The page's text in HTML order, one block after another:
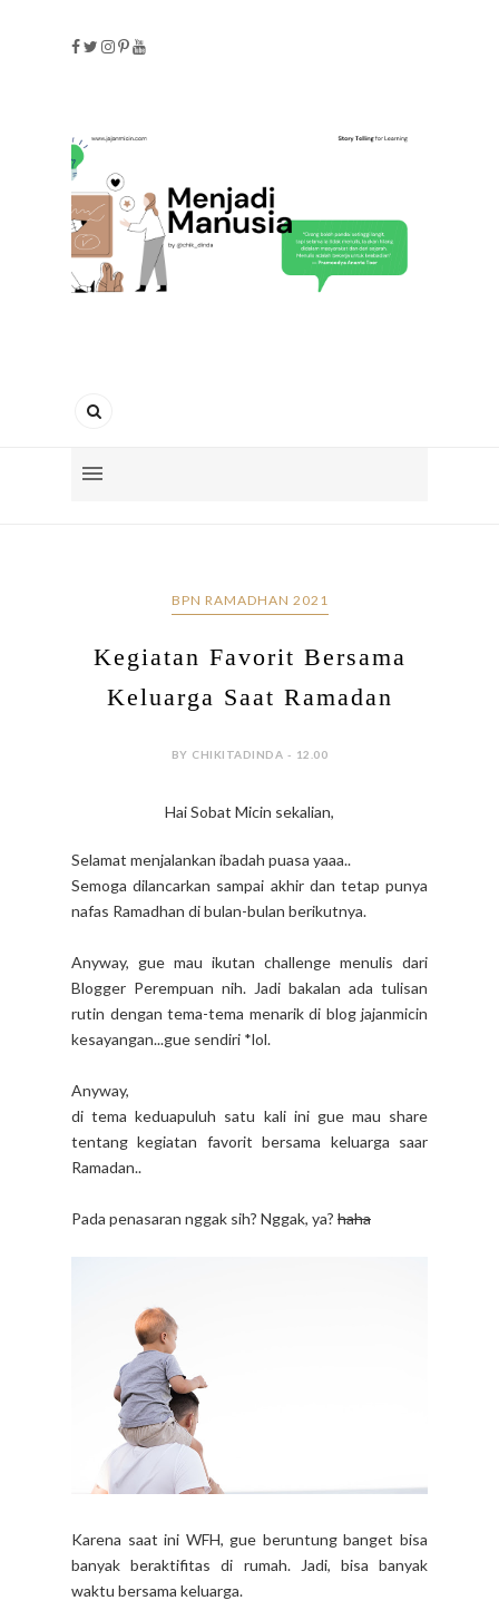
BPN RAMADHAN 2021
Kegiatan Favorit Bersama
Keluarga Saat Ramadan
BY CHIKITADINDA - 12.00
Hai Sobat Micin sekalian,
Selamat menjalankan ibadah puasa yaaa..
Semoga dilancarkan sampai akhir dan tetap punya
nafas Ramadhan di bulan-bulan berikutnya.
Anyway, gue mau ikutan challenge menulis dari
Blogger Perempuan nih. Jadi bakalan ada tulisan
rutin dengan tema-tema menarik di blog jajanmicin
kesayangan...gue sendiri *lol.
Anyway,
di tema keduapuluh satu kali ini gue mau share
tentang kegiatan favorit bersama keluarga saar
Ramadan..
Pada penasaran nggak sih? Nggak, ya? haha
Karena saat ini WFH, gue beruntung banget bisa
banyak beraktifitas di rumah. Jadi, bisa banyak
waktu bersama keluarga.